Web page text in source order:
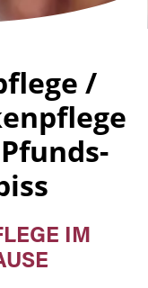
/
IM